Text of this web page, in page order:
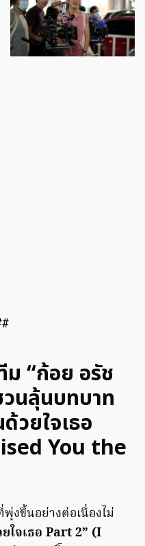
“ก้อย อรัช
นลุ้นบทบาท
วยใจเธอ
You the
งขึ้นอย่างต่อเนื่องไม่
ใจเธอ Part 2” (I